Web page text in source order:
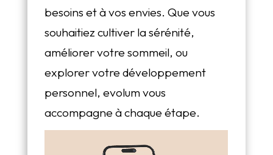
besoins et à vos envies. Que vous
souhaitiez cultiver la sérénité,
améliorer votre sommeil, ou
explorer votre développement
personnel, evolum vous
accompagne à chaque étape.